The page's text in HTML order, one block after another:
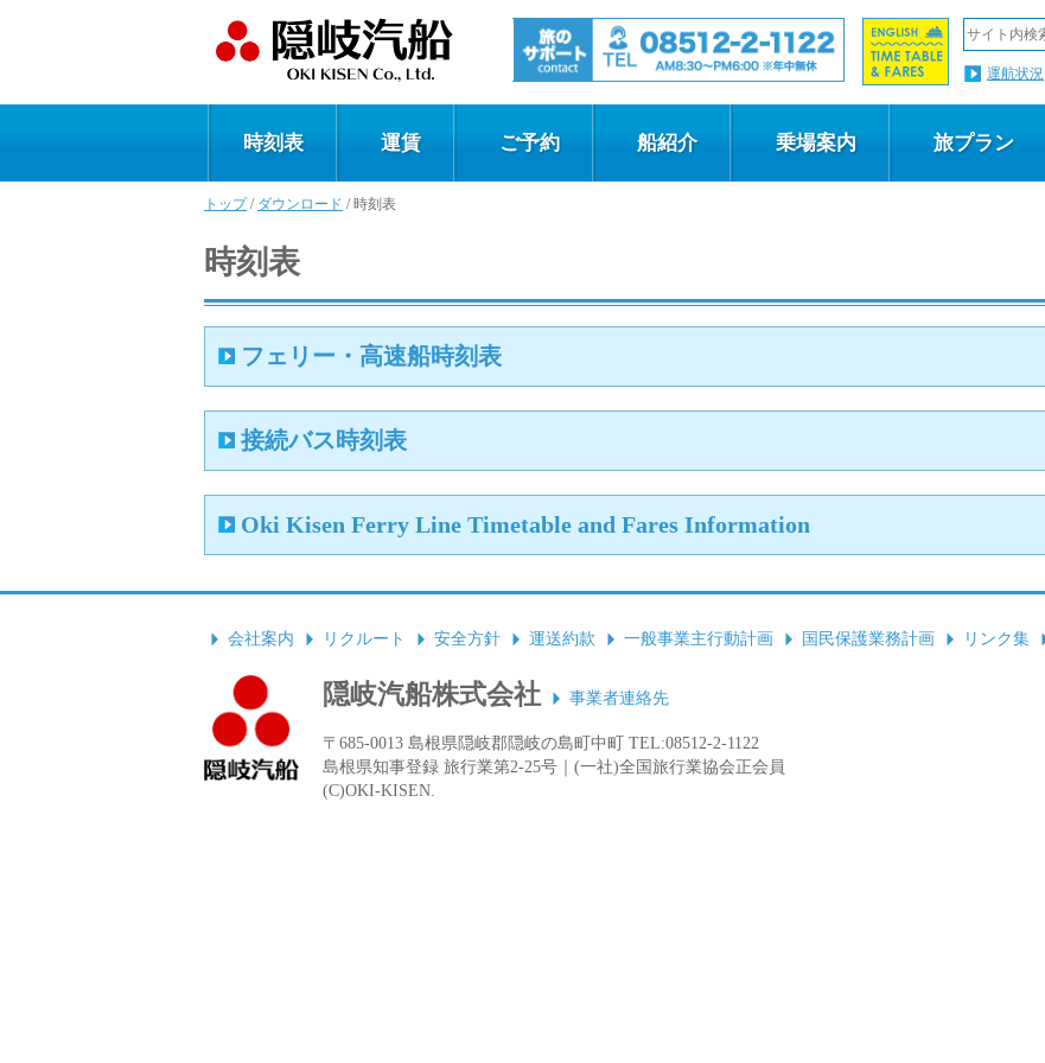
運航状況
時刻表 運賃 ご予約 船紹介 乗場案内 旅プラン
トップ/ ダウンロード / 時刻表
時刻表
フェリー・高速船時刻表
接続バス時刻表
Oki Kisen Ferry Line Timetable and Fares Information
会社案内 リクルート 安全方針 運送約款 一般事業主行動計画 国民保護業務計画 リンク集
隠岐汽船株式会社 事業者連絡先
〒685-0013 島根県隠岐郡隠岐の島町中町 TEL:08512-2-1122
島根県知事登録 旅行業第2-25号｜(一社)全国旅行業協会正会員
(C)OKI-KISEN.